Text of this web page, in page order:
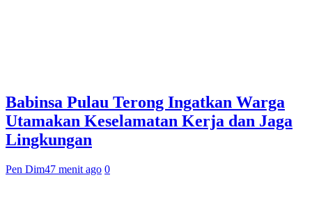
Babinsa Pulau Terong Ingatkan Warga
Utamakan Keselamatan Kerja dan Jaga
Lingkungan
Pen Dim47 menit ago 0